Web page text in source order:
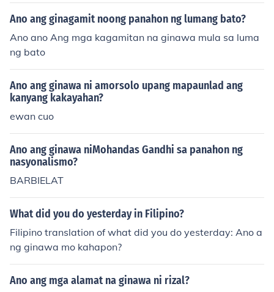
Ano ang ginagamit noong panahon ng lumang bato?
Ano ano Ang mga kagamitan na ginawa mula sa luma
ng bato
Ano ang ginawa ni amorsolo upang mapaunlad ang
kanyang kakayahan?
ewan cuo
Ano ang ginawa niMohandas Gandhi sa panahon ng
nasyonalismo?
BARBIELAT
What did you do yesterday in Filipino?
Filipino translation of what did you do yesterday: Ano a
ng ginawa mo kahapon?
Ano ang mga alamat na ginawa ni rizal?